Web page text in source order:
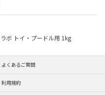
ボ トイ・プードル用 1kg
よくあるご質問
利用規約